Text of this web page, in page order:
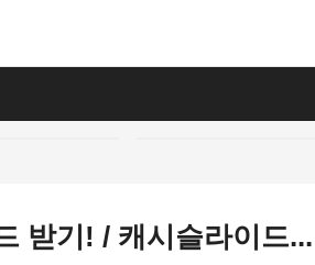
받기! / 캐시슬라이드...